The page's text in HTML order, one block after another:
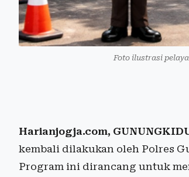
Foto ilustrasi
Harianjogja.com,
kembali dilakukan oleh Polres
Program ini dirancang untuk